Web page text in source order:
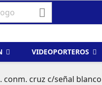

VIDEOPORTEROS
conm. cruz c/señal blanco